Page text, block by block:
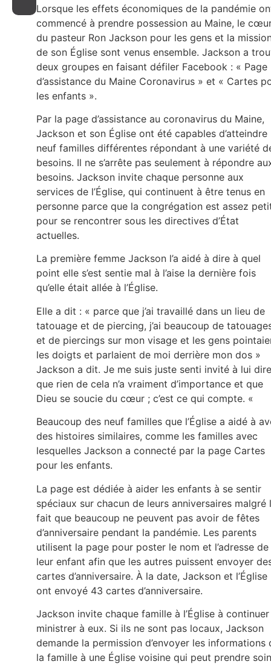
Lorsque les effets économiques de la pandémie
commencé à prendre possession au Maine, le
du pasteur Ron Jackson pour les gens et la
de son Église sont venus ensemble. Jackson a
deux groupes en faisant défiler Facebook : « Page
d’assistance du Maine Coronavirus » et « Cartes
les enfants ».
Par la page d’assistance au coronavirus du Maine,
Jackson et son Église ont été capables d’atteindre
neuf familles différentes répondant à une variété
besoins. Il ne s’arrête pas seulement à répondre
besoins. Jackson invite chaque personne aux
services de l’Église, qui continuent à être tenus en
personne parce que la congrégation est assez
pour se rencontrer sous les directives d’État
actuelles.
La première femme Jackson l’a aidé à dire à quel
point elle s’est sentie mal à l’aise la dernière fois
qu’elle était allée à l’Église.
Elle a dit : « parce que j’ai travaillé dans un lieu de
tatouage et de piercing, j’ai beaucoup de
et de piercings sur mon visage et les gens
les doigts et parlaient de moi derrière mon dos »
Jackson a dit. Je me suis juste senti invité à lui dire
que rien de cela n’a vraiment d’importance et que
Dieu se soucie du cœur ; c’est ce qui compte. «
Beaucoup des neuf familles que l’Église a aidé à
des histoires similaires, comme les familles avec
lesquelles Jackson a connecté par la page Cartes
pour les enfants.
La page est dédiée à aider les enfants à se sentir
spéciaux sur chacun de leurs anniversaires malgré
fait que beaucoup ne peuvent pas avoir de fêtes
d’anniversaire pendant la pandémie. Les parents
utilisent la page pour poster le nom et l’adresse de
leur enfant afin que les autres puissent envoyer
cartes d’anniversaire. À la date, Jackson et l’Église
ont envoyé 43 cartes d’anniversaire.
Jackson invite chaque famille à l’Église à
ministrer à eux. Si ils ne sont pas locaux, Jackson
demande la permission d’envoyer les informations
la famille à une Église voisine qui peut prendre soin